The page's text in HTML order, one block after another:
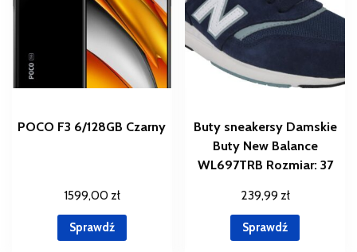
POCO F3 6/128GB Czarny
1599,00 zł
Sprawdź
Buty sneakersy Damskie
Buty New Balance
WL697TRB Rozmiar: 37
239,99 zł
Sprawdź